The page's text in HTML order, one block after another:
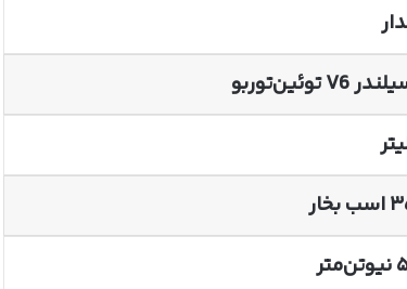
V6
توئین‌توربو
اسب بخار
نیوتن‌متر